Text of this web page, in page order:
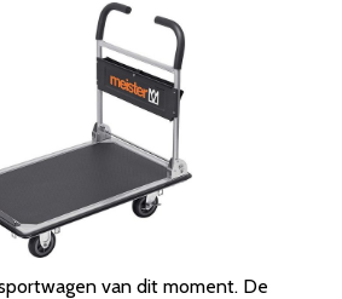
van dit moment. De